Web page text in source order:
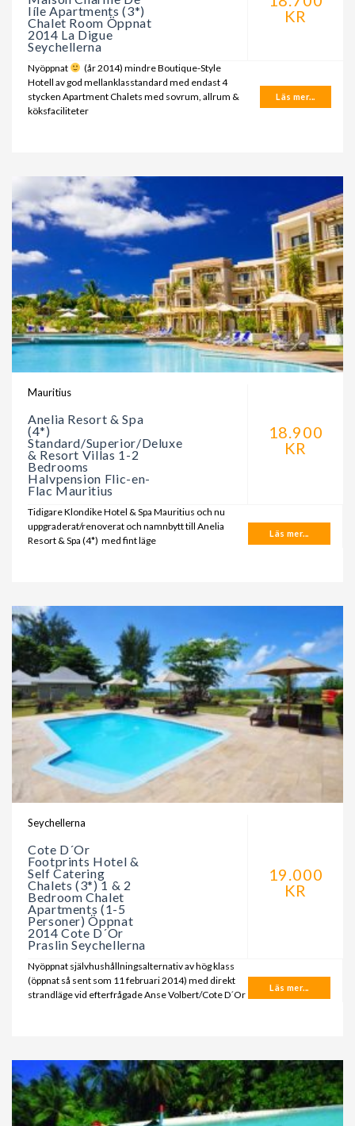
Iíle Apartments (3*)
Chalet Room Öppnat
2014 La Digue
Seychellerna
KR
Nyöppnat
(år 2014) mindre Boutique-Style
Hotell av god mellanklasstandard med endast 4
stycken Apartment Chalets med sovrum, allrum &
köksfaciliteter
Läs mer...
Mauritius
Anelia Resort & Spa
(4*)
Standard/Superior/Deluxe
& Resort Villas 1-2
Bedrooms
Halvpension Flic-en-
Flac Mauritius
18.900
KR
Tidigare Klondike Hotel & Spa Mauritius och nu
uppgraderat/renoverat och namnbytt till Anelia
Resort & Spa (4*) med fint läge
Läs mer...
Seychellerna
Cote D´Or
Footprints Hotel &
Self Catering
Chalets (3*) 1 & 2
Bedroom Chalet
Apartments (1-5
Personer) Öppnat
2014 Cote D´Or
Praslin Seychellerna
19.000
KR
Nyöppnat självhushållningsalternativ av hög klass
(öppnat så sent som 11 februari 2014) med direkt
strandläge vid efterfrågade Anse Volbert/Cote D´Or
Läs mer...